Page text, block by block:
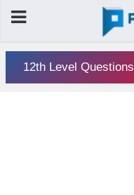
12th Level Questions